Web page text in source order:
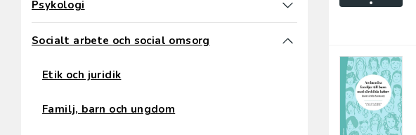
Psykologi
Socialt arbete och social omsorg
Etik och juridik
Familj, barn och ungdom